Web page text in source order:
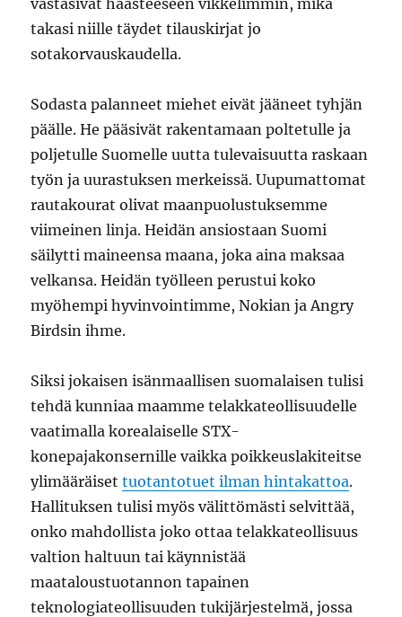
vastasivat haasteeseen vikkelimmin, mikä
takasi niille täydet tilauskirjat jo
sotakorvauskaudella.
Sodasta palanneet miehet eivät jääneet tyhjän
päälle. He pääsivät rakentamaan poltetulle ja
poljetulle Suomelle uutta tulevaisuutta raskaan
työn ja uurastuksen merkeissä. Uupumattomat
rautakourat olivat maanpuolustuksemme
viimeinen linja. Heidän ansiostaan Suomi
säilytti maineensa maana, joka aina maksaa
velkansa. Heidän työlleen perustui koko
myöhempi hyvinvointimme, Nokian ja Angry
Birdsin ihme.
Siksi jokaisen isänmaallisen suomalaisen tulisi
tehdä kunniaa maamme telakkateollisuudelle
vaatimalla korealaiselle STX-
konepajakonsernille vaikka poikkeuslakiteitse
ylimääräisettuotantotuet ilman hintakattoa.
Hallituksen tulisi myös välittömästi selvittää,
onko mahdollista joko ottaa telakkateollisuus
valtion haltuun tai käynnistää
maataloustuotannon tapainen
teknologiateollisuuden tukijärjestelmä, jossa